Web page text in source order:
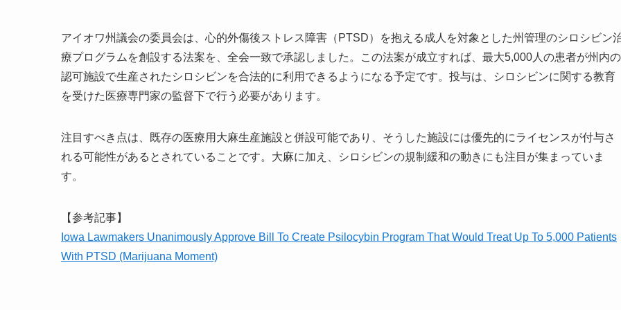
アイオワ州議会の委員会は、心的外傷後ストレス障害（PTSD）を抱える成人を対象とした州管理のシロシビン
療プログラムを創設する法案を、全会一致で承認しました。この法案が成立すれば、最大5,000人の患者が州内の
認可施設で生産されたシロシビンを合法的に利用できるようになる予定です。投与は、シロシビンに関する教育
を受けた医療専門家の監督下で行う必要があります。
注目すべき点は、既存の医療用大麻生産施設と併設可能であり、そうした施設には優先的にライセンスが付与さ
れる可能性があるとされていることです。大麻に加え、シロシビンの規制緩和の動きにも注目が集まっていま
す。
【参考記事】
Iowa Lawmakers Unanimously Approve Bill To Create Psilocybin Program That Would Treat Up To 5,000 Patients
With PTSD (Marijuana Moment)